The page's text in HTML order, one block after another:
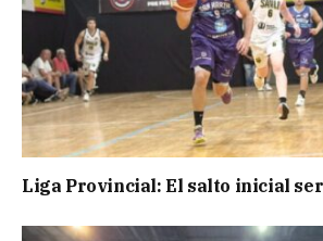
Liga Provincial: El salto inicial